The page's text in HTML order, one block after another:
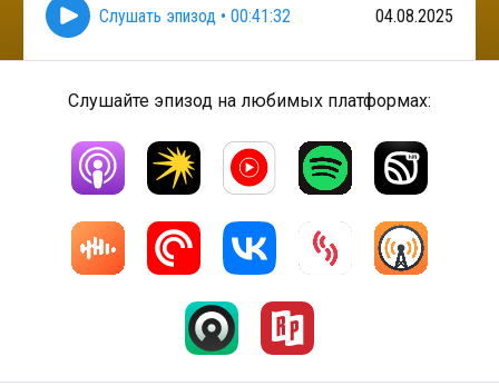
Слушать эпизод • 00:41:32 04.08.2025
Слушайте эпизод на любимых платформах: